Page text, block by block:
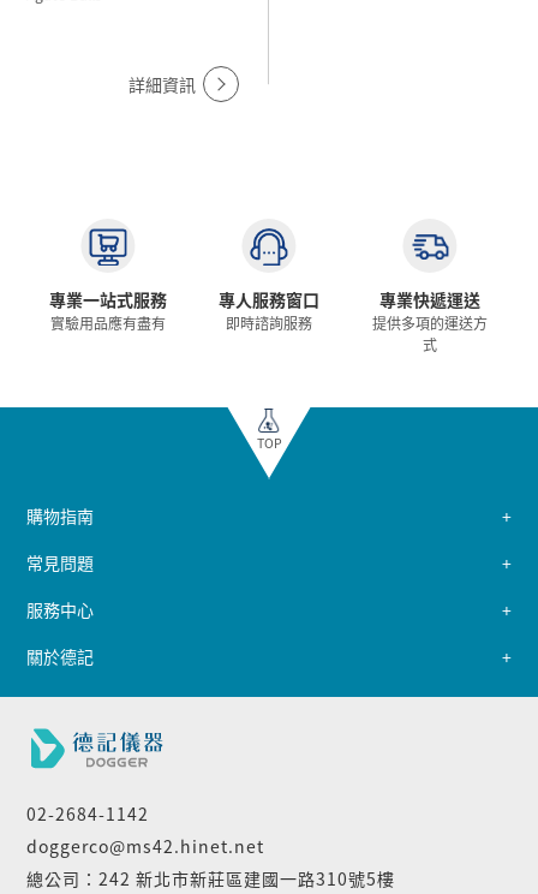
詳細資訊
專業一站式服務
實驗用品應有盡有
專人服務窗口
即時諮詢服務
專業快遞運送
提供多項的運送方
式
TOP
02-2684-1142
doggerco@ms42.hinet.net
總公司：242 新北市新莊區建國一路310號5樓
購物指南
常見問題
服務中心
關於德記